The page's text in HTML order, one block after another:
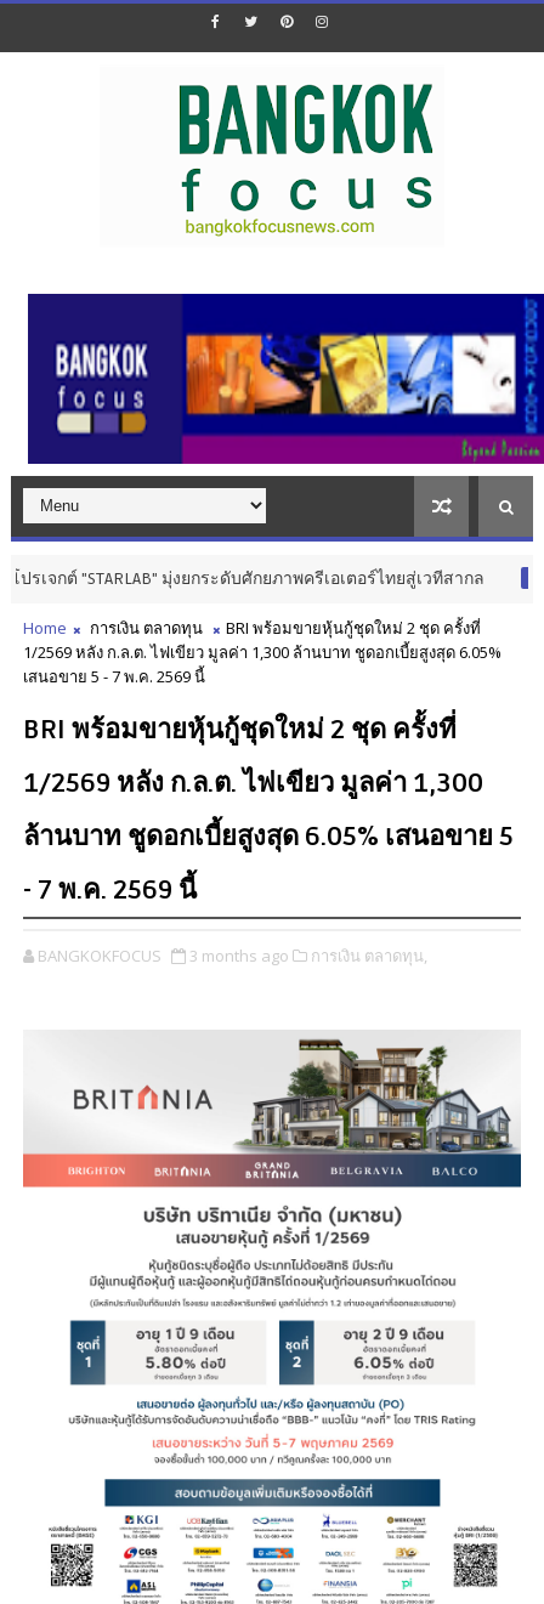
ต์ "STARLAB" มุ่งยกระดับศักยภาพครีเอเตอร์ไทยสู่เวทีสากล การศึกษา วิจัย
Home การเงิน ตลาดทุน
BRI พร้อมขายหุ้นกู้ชุดใหม่ 2 ชุด ครั้งที่
1/2569 หลัง ก.ล.ต. ไฟเขียว มูลค่า 1,300 ล้านบาท ชูดอกเบี้ยสูงสุด 6.05%
เสนอขาย 5 - 7 พ.ค. 2569 นี้
BRI พร้อมขายหุ้นกู้ชุดใหม่ 2 ชุด ครั้งที่
1/2569 หลัง ก.ล.ต. ไฟเขียว มูลค่า 1,300
ล้านบาท ชูดอกเบี้ยสูงสุด 6.05% เสนอขาย 5
- 7 พ.ค. 2569 นี้
BANGKOKFOCUS 3 months ago การเงิน ตลาดทุน,